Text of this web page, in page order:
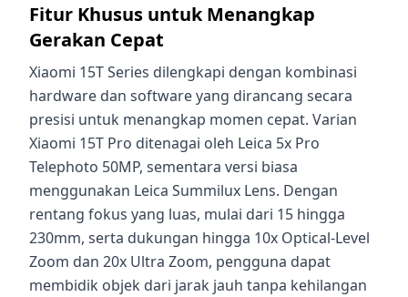
Fitur Khusus untuk Menangkap
Gerakan Cepat
Xiaomi 15T Series dilengkapi dengan kombinasi
hardware dan software yang dirancang secara
presisi untuk menangkap momen cepat. Varian
Xiaomi 15T Pro ditenagai oleh Leica 5x Pro
Telephoto 50MP, sementara versi biasa
menggunakan Leica Summilux Lens. Dengan
rentang fokus yang luas, mulai dari 15 hingga
230mm, serta dukungan hingga 10x Optical-Level
Zoom dan 20x Ultra Zoom, pengguna dapat
membidik objek dari jarak jauh tanpa kehilangan